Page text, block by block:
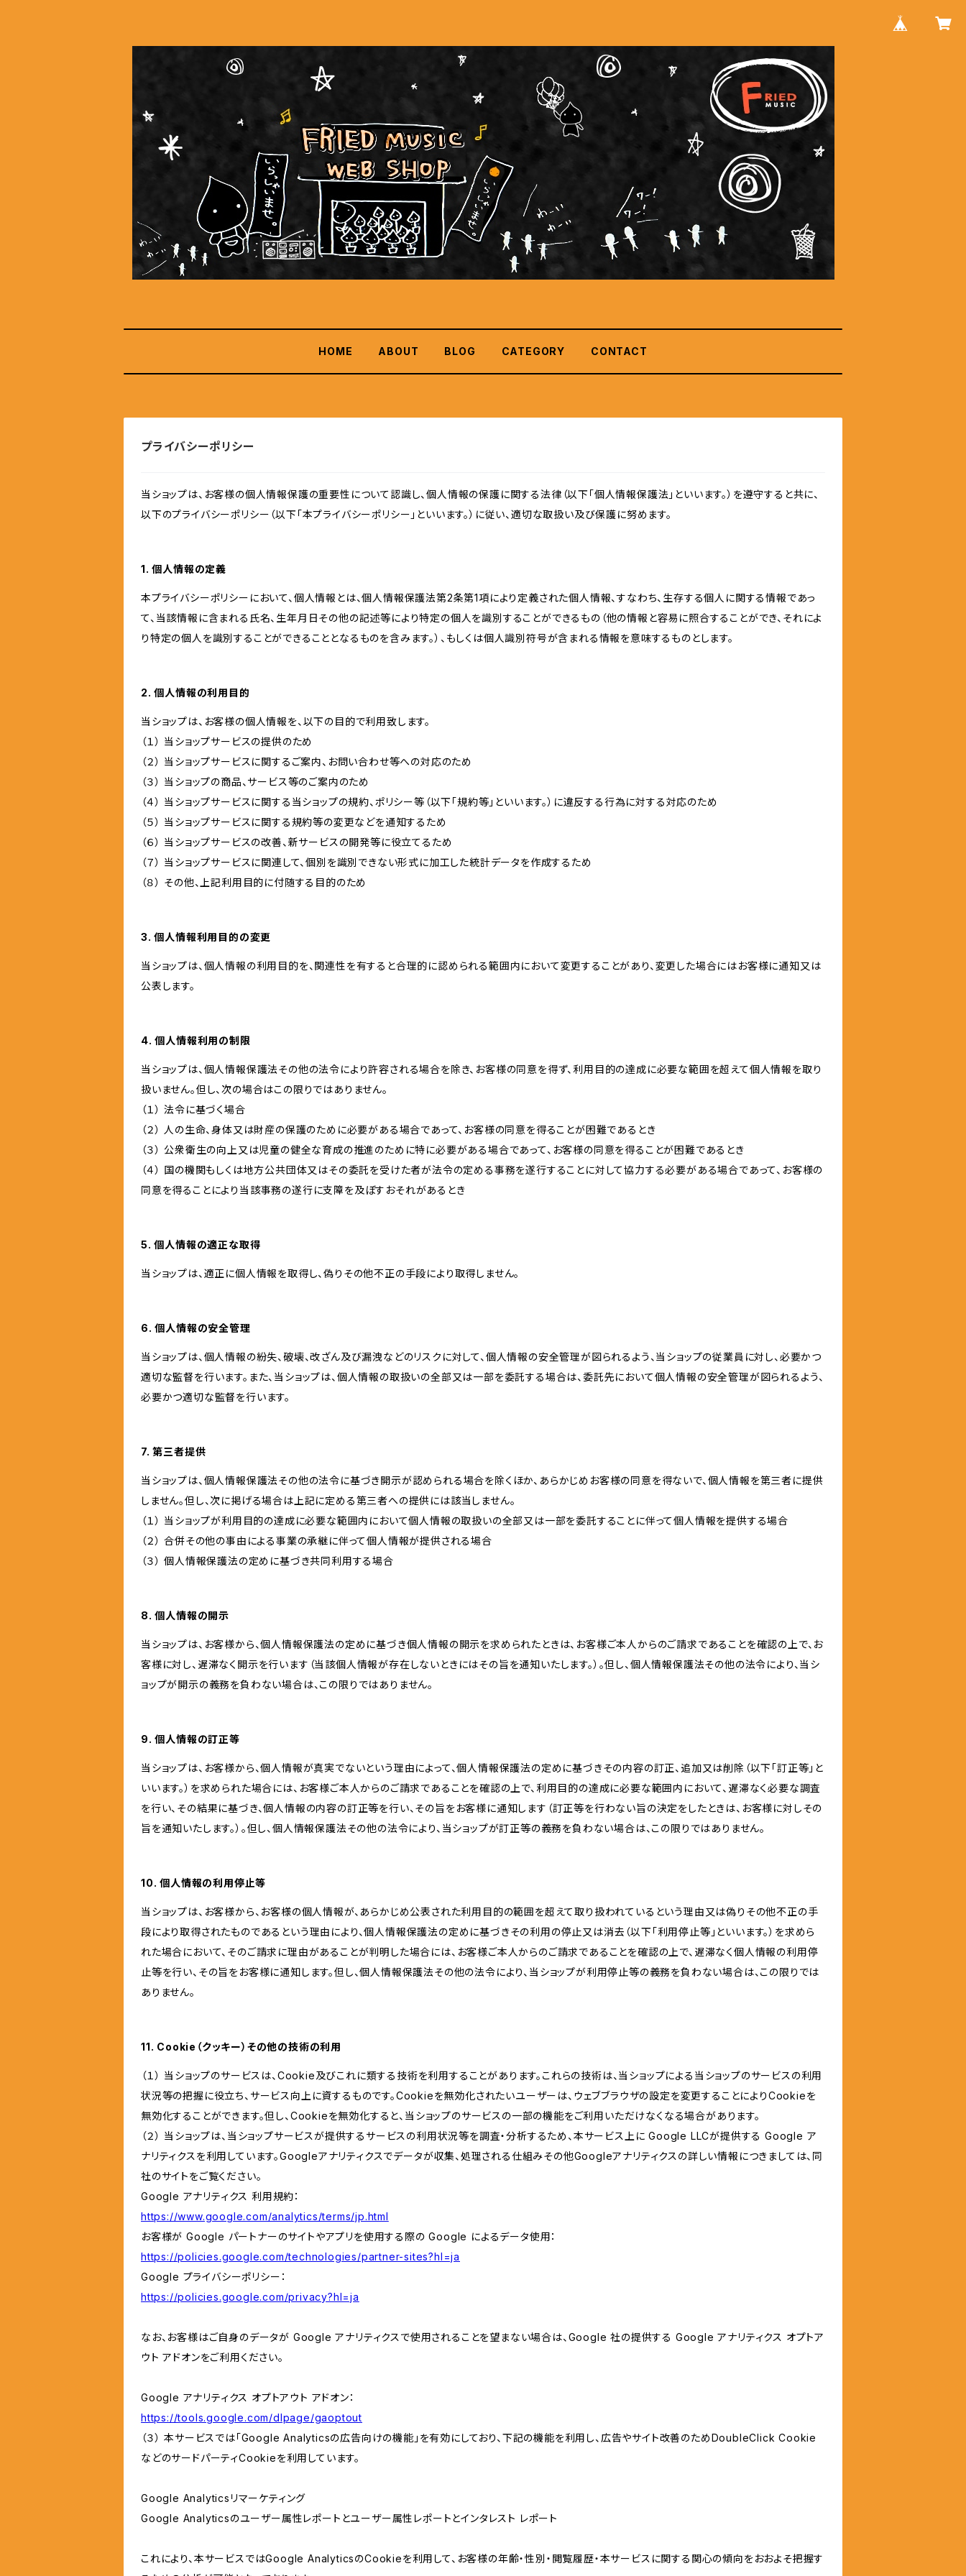
HOME ABOUT BLOG CATEGORY CONTACT
プライバシーポリシー
当ショップは、お客様の個人情報保護の重要性について認識し、個人情報の保護に関する法律（以下「個人情報保護法」といいます。）を遵守すると共に、
以下のプライバシーポリシー（以下「本プライバシーポリシー」といいます。）に従い、適切な取扱い及び保護に努めます。
1. 個人情報の定義
本プライバシーポリシーにおいて、個人情報とは、個人情報保護法第2条第1項により定義された個人情報、すなわち、生存する個人に関する情報であっ
て、当該情報に含まれる氏名、生年月日その他の記述等により特定の個人を識別することができるもの（他の情報と容易に照合することができ、それによ
り特定の個人を識別することができることとなるものを含みます。）、もしくは個人識別符号が含まれる情報を意味するものとします。
2. 個人情報の利用目的
当ショップは、お客様の個人情報を、以下の目的で利用致します。
（１） 当ショップサービスの提供のため
（２） 当ショップサービスに関するご案内、お問い合わせ等への対応のため
（３） 当ショップの商品、サービス等のご案内のため
（４） 当ショップサービスに関する当ショップの規約、ポリシー等（以下「規約等」といいます。）に違反する行為に対する対応のため
（５） 当ショップサービスに関する規約等の変更などを通知するため
（６） 当ショップサービスの改善、新サービスの開発等に役立てるため
（７） 当ショップサービスに関連して、個別を識別できない形式に加工した統計データを作成するため
（８） その他、上記利用目的に付随する目的のため
3. 個人情報利用目的の変更
当ショップは、個人情報の利用目的を、関連性を有すると合理的に認められる範囲内において変更することがあり、変更した場合にはお客様に通知又は
公表します。
4. 個人情報利用の制限
当ショップは、個人情報保護法その他の法令により許容される場合を除き、お客様の同意を得ず、利用目的の達成に必要な範囲を超えて個人情報を取り
扱いません。但し、次の場合はこの限りではありません。
（１） 法令に基づく場合
（２） 人の生命、身体又は財産の保護のために必要がある場合であって、お客様の同意を得ることが困難であるとき
（３） 公衆衛生の向上又は児童の健全な育成の推進のために特に必要がある場合であって、お客様の同意を得ることが困難であるとき
（４） 国の機関もしくは地方公共団体又はその委託を受けた者が法令の定める事務を遂行することに対して協力する必要がある場合であって、お客様の
同意を得ることにより当該事務の遂行に支障を及ぼすおそれがあるとき
5. 個人情報の適正な取得
当ショップは、適正に個人情報を取得し、偽りその他不正の手段により取得しません。
6. 個人情報の安全管理
当ショップは、個人情報の紛失、破壊、改ざん及び漏洩などのリスクに対して、個人情報の安全管理が図られるよう、当ショップの従業員に対し、必要かつ
適切な監督を行います。また、当ショップは、個人情報の取扱いの全部又は一部を委託する場合は、委託先において個人情報の安全管理が図られるよう、
必要かつ適切な監督を行います。
7. 第三者提供
当ショップは、個人情報保護法その他の法令に基づき開示が認められる場合を除くほか、あらかじめお客様の同意を得ないで、個人情報を第三者に提供
しません。但し、次に掲げる場合は上記に定める第三者への提供には該当しません。
（１） 当ショップが利用目的の達成に必要な範囲内において個人情報の取扱いの全部又は一部を委託することに伴って個人情報を提供する場合
（２） 合併その他の事由による事業の承継に伴って個人情報が提供される場合
（３） 個人情報保護法の定めに基づき共同利用する場合
8. 個人情報の開示
当ショップは、お客様から、個人情報保護法の定めに基づき個人情報の開示を求められたときは、お客様ご本人からのご請求であることを確認の上で、お
客様に対し、遅滞なく開示を行います（当該個人情報が存在しないときにはその旨を通知いたします。）。但し、個人情報保護法その他の法令により、当シ
ョップが開示の義務を負わない場合は、この限りではありません。
9. 個人情報の訂正等
当ショップは、お客様から、個人情報が真実でないという理由によって、個人情報保護法の定めに基づきその内容の訂正、追加又は削除（以下「訂正等」と
いいます。）を求められた場合には、お客様ご本人からのご請求であることを確認の上で、利用目的の達成に必要な範囲内において、遅滞なく必要な調査
を行い、その結果に基づき、個人情報の内容の訂正等を行い、その旨をお客様に通知します（訂正等を行わない旨の決定をしたときは、お客様に対しその
旨を通知いたします。）。但し、個人情報保護法その他の法令により、当ショップが訂正等の義務を負わない場合は、この限りではありません。
10. 個人情報の利用停止等
当ショップは、お客様から、お客様の個人情報が、あらかじめ公表された利用目的の範囲を超えて取り扱われているという理由又は偽りその他不正の手
段により取得されたものであるという理由により、個人情報保護法の定めに基づきその利用の停止又は消去（以下「利用停止等」といいます。）を求めら
れた場合において、そのご請求に理由があることが判明した場合には、お客様ご本人からのご請求であることを確認の上で、遅滞なく個人情報の利用停
止等を行い、その旨をお客様に通知します。但し、個人情報保護法その他の法令により、当ショップが利用停止等の義務を負わない場合は、この限りでは
ありません。
11. Cookie（クッキー）その他の技術の利用
（１） 当ショップのサービスは、Cookie及びこれに類する技術を利用することがあります。これらの技術は、当ショップによる当ショップのサービスの利用
状況等の把握に役立ち、サービス向上に資するものです。Cookieを無効化されたいユーザーは、ウェブブラウザの設定を変更することによりCookieを
無効化することができます。但し、Cookieを無効化すると、当ショップのサービスの一部の機能をご利用いただけなくなる場合があります。
（２） 当ショップは、当ショップサービスが提供するサービスの利用状況等を調査・分析するため、本サービス上に Google LLCが提供する Google ア
ナリティクスを利用しています。Googleアナリティクスでデータが収集、処理される仕組みその他Googleアナリティクスの詳しい情報につきましては、同
社のサイトをご覧ください。
Google アナリティクス 利用規約：
https://www.google.com/analytics/terms/jp.html
お客様が Google パートナーのサイトやアプリを使用する際の Google によるデータ使用：
https://policies.google.com/technologies/partner-sites?hl=ja
Google プライバシーポリシー：
https://policies.google.com/privacy?hl=ja
なお、お客様はご自身のデータが Google アナリティクスで使用されることを望まない場合は、Google 社の提供する Google アナリティクス オプトア
ウト アドオンをご利用ください。
Google アナリティクス オプトアウト アドオン：
https://tools.google.com/dlpage/gaoptout
（３） 本サービスでは「Google Analyticsの広告向けの機能」を有効にしており、下記の機能を利用し、広告やサイト改善のためDoubleClick Cookie
などのサードパーティCookieを利用しています。
Google Analyticsリマーケティング
Google Analyticsのユーザー属性レポートとユーザー属性レポートとインタレスト レポート
これにより、本サービスではGoogle AnalyticsのCookieを利用して、お客様の年齢・性別・閲覧履歴・本サービスに関する関心の傾向をおおよそ把握す